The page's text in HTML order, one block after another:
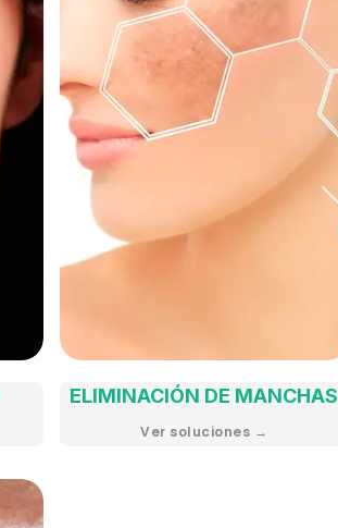
ELIMINACIÓN DE MANCHAS
Ver soluciones →